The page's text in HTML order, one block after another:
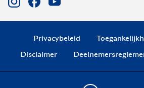
Privacybeleid
Disclaimer